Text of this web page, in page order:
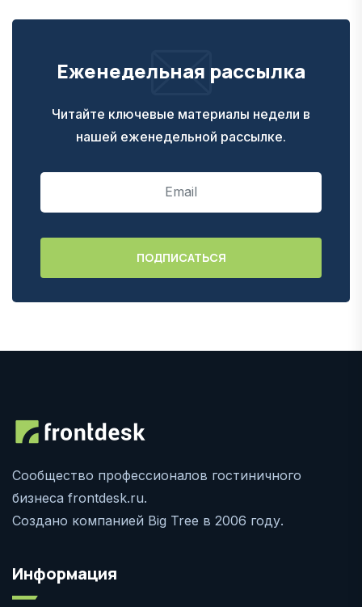
Еженедельная рассылка
Читайте ключевые материалы недели в
нашей еженедельной рассылке.
Сообщество профессионалов гостиничного
бизнеса frontdesk.ru.
Создано компанией Big Tree в 2006 году.
Информация